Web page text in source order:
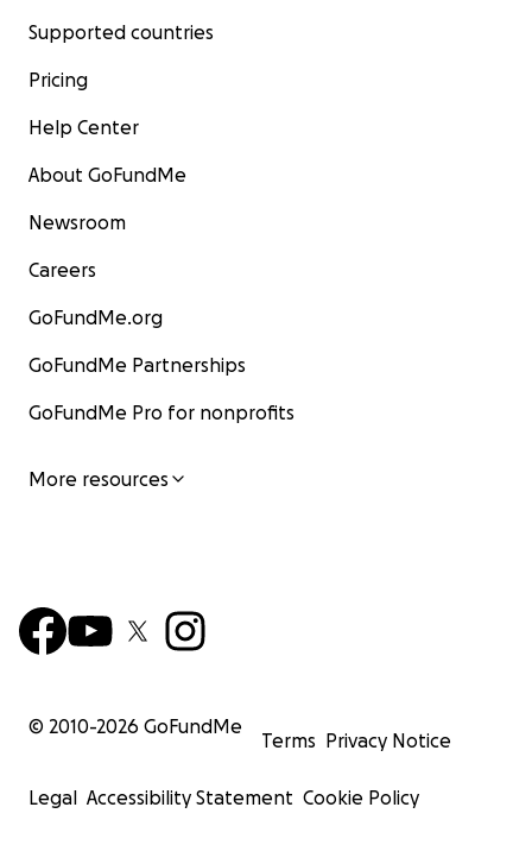
Supported countries
Pricing
Help Center
About GoFundMe
Newsroom
Careers
GoFundMe.org
GoFundMe Partnerships
GoFundMe Pro for nonprofits
More resources
© 2010-2026 GoFundMe
Terms Privacy Notice
Legal Accessibility Statement Cookie Policy